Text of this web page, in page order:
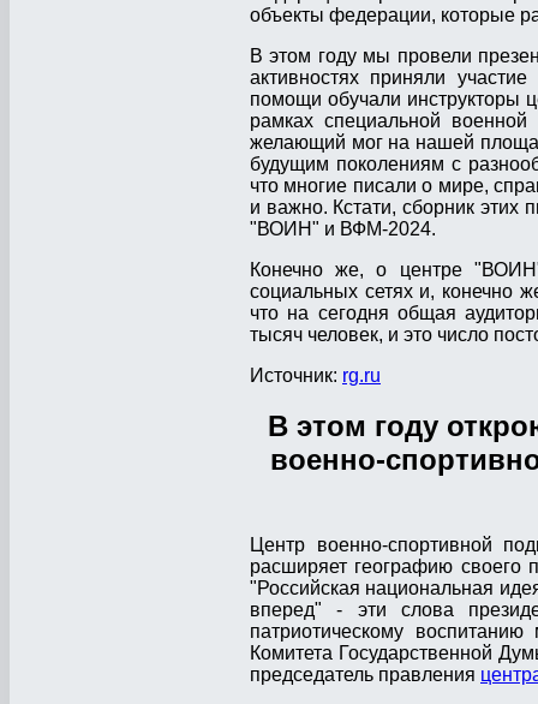
объекты федерации, которые
В этом году мы провели
активностях приняли
помощи обучали инструкторы
рамках специальной
желающий мог на нашей
будущим поколениям с
что многие писали о мире,
и важно. Кстати, сборник этих
"ВОИН" и ВФМ-2024.
Конечно же, о центре
социальных сетях и, конечно
что на сегодня общая
тысяч человек, и это число
Источник: rg.ru
В этом году
военно-
Центр военно-спортивной
расширяет географию своего
"Российская национальная
вперед" - эти слова
патриотическому
Комитета Государственной
председатель правления